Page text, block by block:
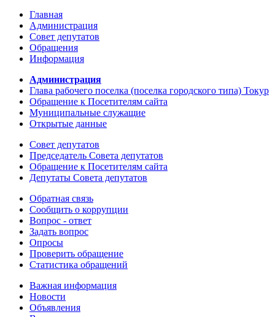
Главная
Администрация
Совет депутатов
Обращения
Информация
Администрация
Глава рабочего поселка (поселка городского типа) Токур
Обращение к Посетителям сайта
Муниципальные служащие
Открытые данные
Совет депутатов
Председатель Совета депутатов
Обращение к Посетителям сайта
Депутаты Совета депутатов
Обратная связь
Сообщить о коррупции
Вопрос - ответ
Задать вопрос
Опросы
Проверить обращение
Статистика обращений
Важная информация
Новости
Объявления